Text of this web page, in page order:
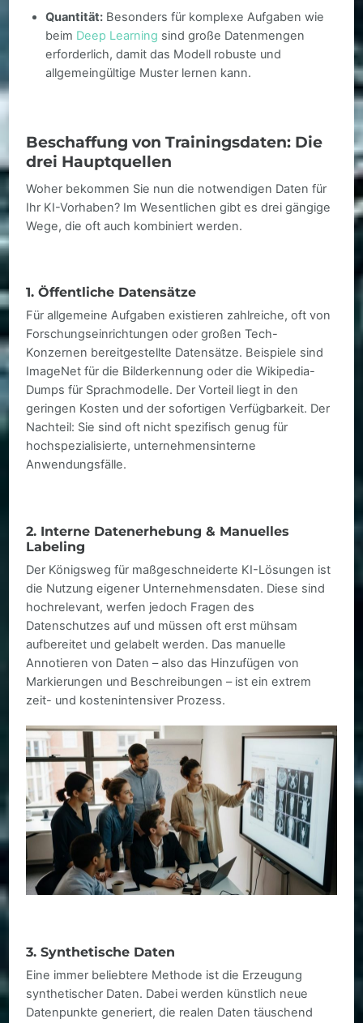
Quantität:Besonders für komplexe Aufgaben wie
beim Deep Learning sind große Datenmengen
erforderlich, damit das Modell robuste und
allgemeingültige Muster lernen kann.
Beschaffung von Trainingsdaten: Die
drei Hauptquellen
Woher bekommen Sie nun die notwendigen Daten für
Ihr KI-Vorhaben? Im Wesentlichen gibt es drei gängige
Wege, die oft auch kombiniert werden.
1. Öffentliche Datensätze
Für allgemeine Aufgaben existieren zahlreiche, oft von
Forschungseinrichtungen oder großen Tech-
Konzernen bereitgestellte Datensätze. Beispiele sind
ImageNet für die Bilderkennung oder die Wikipedia-
Dumps für Sprachmodelle. Der Vorteil liegt in den
geringen Kosten und der sofortigen Verfügbarkeit. Der
Nachteil: Sie sind oft nicht spezifisch genug für
hochspezialisierte, unternehmensinterne
Anwendungsfälle.
2. Interne Datenerhebung & Manuelles
Labeling
Der Königsweg für maßgeschneiderte KI-Lösungen ist
die Nutzung eigener Unternehmensdaten. Diese sind
hochrelevant, werfen jedoch Fragen des
Datenschutzes auf und müssen oft erst mühsam
aufbereitet und gelabelt werden. Das manuelle
Annotieren von Daten – also das Hinzufügen von
Markierungen und Beschreibungen – ist ein extrem
zeit- und kostenintensiver Prozess.
3. Synthetische Daten
Eine immer beliebtere Methode ist die Erzeugung
synthetischer Daten. Dabei werden künstlich neue
Datenpunkte generiert, die realen Daten täuschend